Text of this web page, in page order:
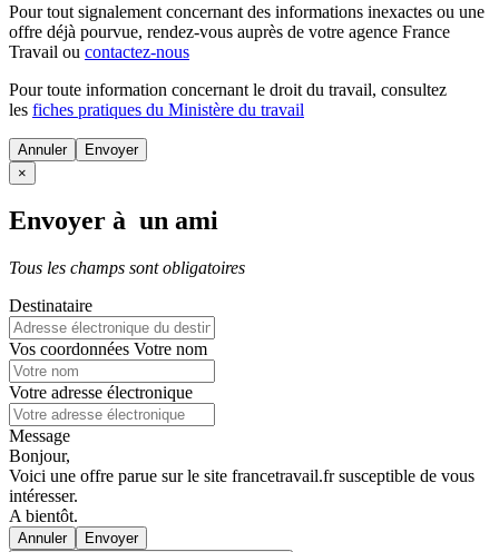
Pour tout signalement concernant des informations inexactes ou une
offre déjà pourvue, rendez-vous auprès de votre agence France
Travail ou contactez-nous
Pour toute information concernant le droit du travail, consultez
les fiches pratiques du Ministère du travail
Annuler
×
Envoyer à un ami
Tous les champs sont obligatoires
Destinataire
Vos coordonnées Votre nom
Votre adresse électronique
Message
Bonjour,
Voici une offre parue sur le site francetravail.fr susceptible de vous
intéresser.
A bientôt.
Annuler